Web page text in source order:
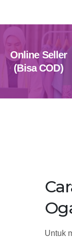
Online Seller
(Bisa COD)
Untuk